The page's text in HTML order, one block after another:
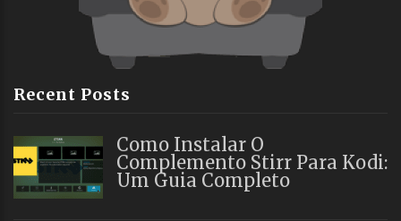
Recent Posts
Como Instalar O
Complemento Stirr Para Kodi:
Um Guia Completo